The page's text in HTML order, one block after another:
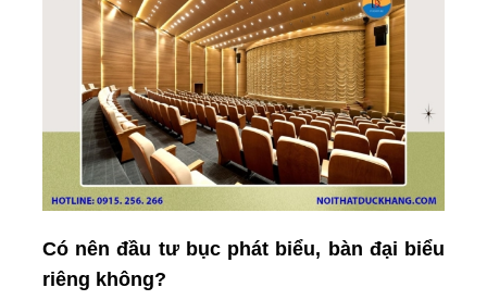
Có nên đầu tư bục phát biểu, bàn đại biểu
riêng không?